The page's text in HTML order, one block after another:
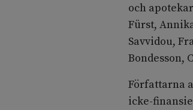
och
Fürst,
Savvidou,
Bondesson,
Författarna
icke-